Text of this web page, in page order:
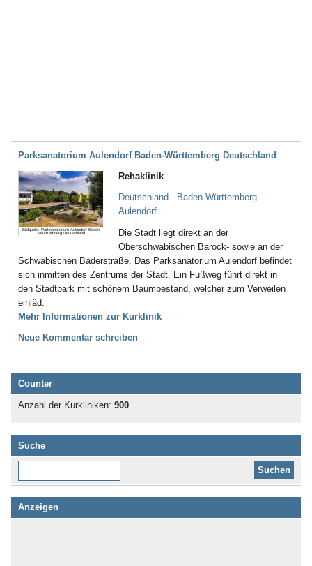
Parksanatorium Aulendorf Baden-Württemberg Deutschland
Bildquelle: Parksanatorium Aulendorf Baden-
Württemberg Deutschland
Rehaklinik
Deutschland - Baden-Württemberg -
Aulendorf
Die Stadt liegt direkt an der
Oberschwäbischen Barock- sowie an der
Schwäbischen Bäderstraße. Das Parksanatorium Aulendorf befindet
sich inmitten des Zentrums der Stadt. Ein Fußweg führt direkt in
den Stadtpark mit schönem Baumbestand, welcher zum Verweilen
einläd.
Mehr Informationen zur Kurklinik
Neue Kommentar schreiben
Counter
Anzahl der Kurkliniken: 900
Suche
Anzeigen